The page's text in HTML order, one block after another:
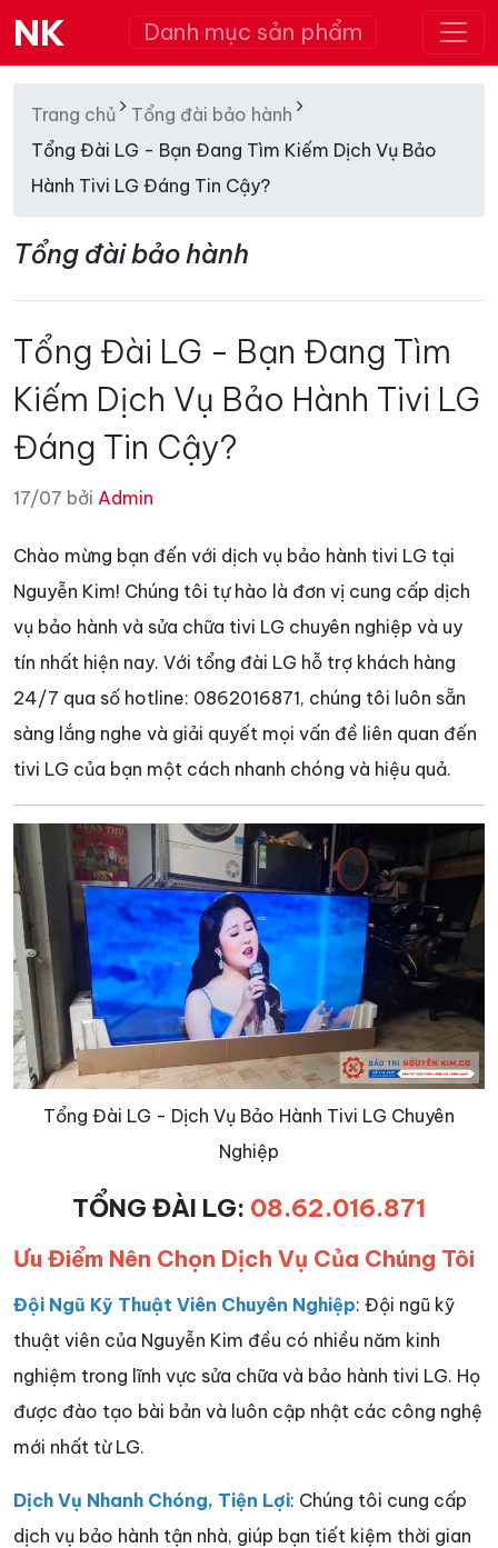
NK Danh mục sản phẩm
Trang chủ
Tổng đài bảo hành
Tổng Đài LG - Bạn Đang Tìm Kiếm Dịch Vụ Bảo
Hành Tivi LG Đáng Tin Cậy?
Tổng đài bảo hành
Tổng Đài LG - Bạn Đang Tìm
Kiếm Dịch Vụ Bảo Hành Tivi LG
Đáng Tin Cậy?
17/07 bởi Admin
Chào mừng bạn đến với dịch vụ bảo hành tivi LG tại
Nguyễn Kim! Chúng tôi tự hào là đơn vị cung cấp dịch
vụ bảo hành và sửa chữa tivi LG chuyên nghiệp và uy
tín nhất hiện nay. Với tổng đài LG hỗ trợ khách hàng
24/7 qua số hotline: 0862016871, chúng tôi luôn sẵn
sàng lắng nghe và giải quyết mọi vấn đề liên quan đến
tivi LG của bạn một cách nhanh chóng và hiệu quả.
Tổng Đài LG - Dịch Vụ Bảo Hành Tivi LG Chuyên
Nghiệp
TỔNG ĐÀI LG: 08.62.016.871
Ưu Điểm Nên Chọn Dịch Vụ Của Chúng Tôi
Đội Ngũ Kỹ Thuật Viên Chuyên Nghiệp: Đội ngũ kỹ
thuật viên của Nguyễn Kim đều có nhiều năm kinh
nghiệm trong lĩnh vực sửa chữa và bảo hành tivi LG. Họ
được đào tạo bài bản và luôn cập nhật các công nghệ
mới nhất từ LG.
Dịch Vụ Nhanh Chóng, Tiện Lợi: Chúng tôi cung cấp
dịch vụ bảo hành tận nhà, giúp bạn tiết kiệm thời gian